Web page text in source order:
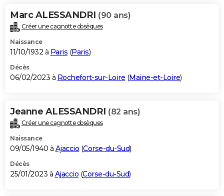
Marc ALESSANDRI (90 ans)
Créer une cagnotte obsèques
Naissance
11/10/1932 à Paris (Paris)
Décès
06/02/2023 à Rochefort-sur-Loire (Maine-et-Loire)
Jeanne ALESSANDRI (82 ans)
Créer une cagnotte obsèques
Naissance
09/05/1940 à Ajaccio (Corse-du-Sud)
Décès
25/01/2023 à Ajaccio (Corse-du-Sud)